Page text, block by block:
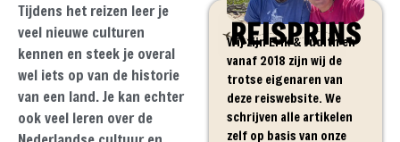
Tijdens het reizen leer je
veel nieuwe culturen
kennen en steek je overal
wel iets op van de historie
van een land. Je kan echter
ook veel leren over de
REISPRINS
Wij zijn Erik & Judith en
vanaf 2018 zijn wij de
trotse eigenaren van
deze reiswebsite. We
schrijven alle artikelen
zelf op basis van onze